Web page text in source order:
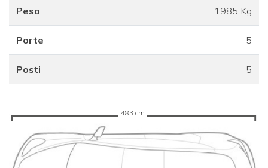
Peso 1985 Kg
Porte 5
Posti 5
483 cm